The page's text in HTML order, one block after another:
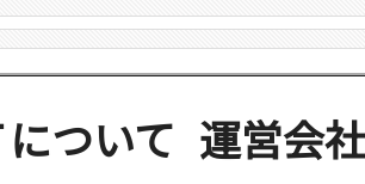
ついて 運営会社